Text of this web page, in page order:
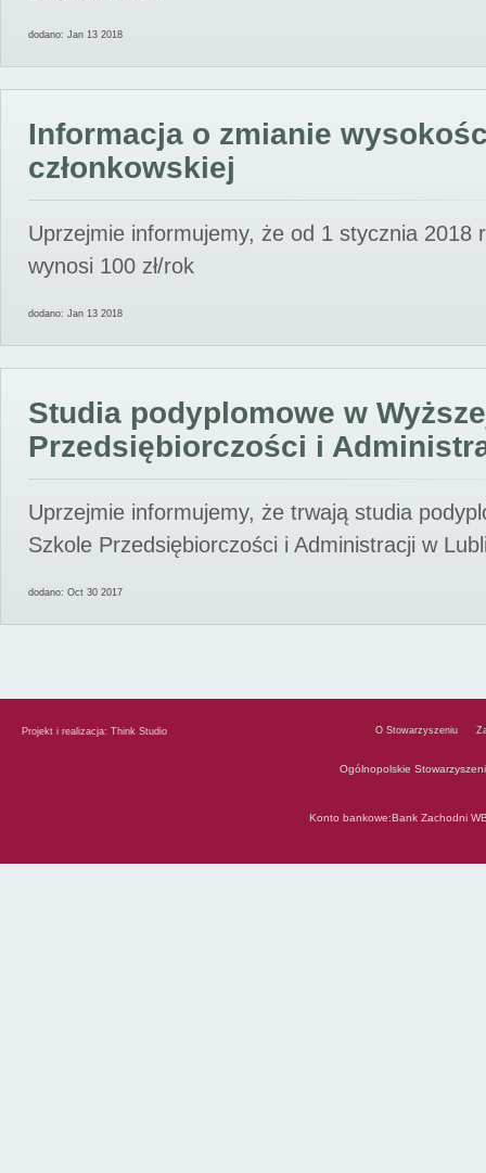
dodano: Jan 13 2018
Informacja o zmianie
członkowskiej
Uprzejmie informujemy, że od 1 stycznia 2018
wynosi 100 zł/rok
dodano: Jan 13 2018
Studia podyplomowe w
Przedsiębiorczości i
Uprzejmie informujemy, że trwają studia
Szkole Przedsiębiorczości i Administracji w
dodano: Oct 30 2017
Projekt i realizacja: Think Studio O Stowarzyszeniu
Ogólnopolskie
Konto bankowe:Bank Zachodni